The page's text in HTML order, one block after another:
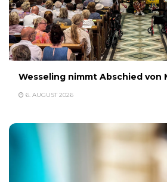
Wesseling nimmt Abschied von
6. AUGUST 2026